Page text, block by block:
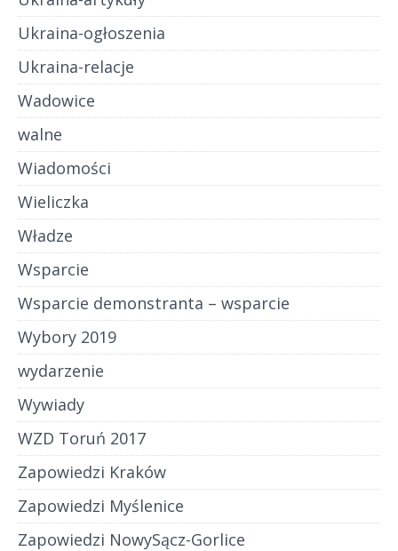
Ukraina-ogłoszenia
Ukraina-relacje
Wadowice
walne
Wiadomości
Wieliczka
Władze
Wsparcie
Wsparcie demonstranta – wsparcie
Wybory 2019
wydarzenie
Wywiady
WZD Toruń 2017
Zapowiedzi Kraków
Zapowiedzi Myślenice
Zapowiedzi NowySącz-Gorlice